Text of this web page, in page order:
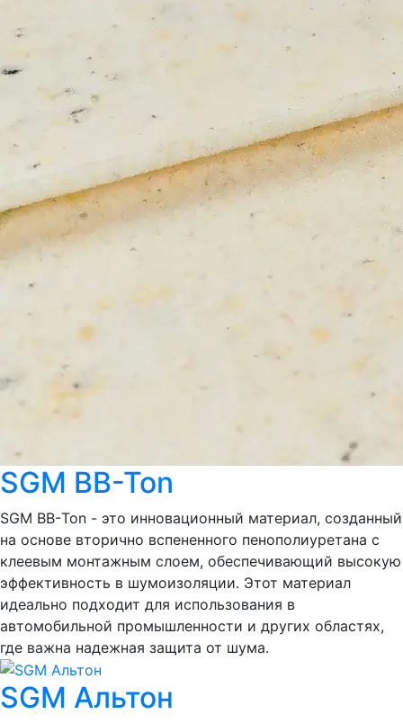
SGM BB-Ton
SGM ВВ-Ton - это инновационный материал, созданный
на основе вторично вспененного пенополиуретана с
клеевым монтажным слоем, обеспечивающий высокую
эффективность в шумоизоляции. Этот материал
идеально подходит для использования в
автомобильной промышленности и других областях,
где важна надежная защита от шума.
SGM Альтон